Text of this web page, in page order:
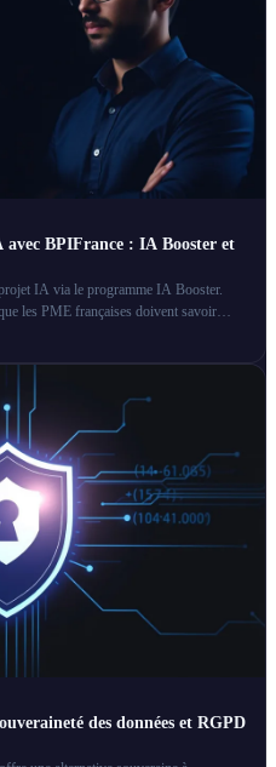
BPIFrance : IA Booster et
IA via le programme IA Booster.
les PME françaises doivent savoir
des données et RGPD